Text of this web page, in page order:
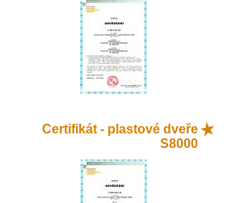
Certifikát - plastové dveře
S8000